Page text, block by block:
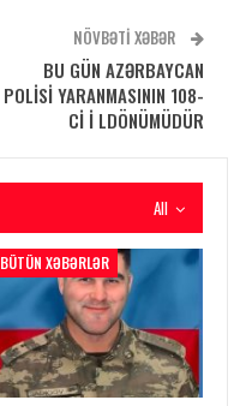
NÖVBƏTI XƏBƏR
BU GÜN AZƏRBAYCAN
POLİSİ YARANMASININ 108-
Cİ İ LDÖNÜMÜDÜR
All
BÜTÜN XƏBƏRLƏR